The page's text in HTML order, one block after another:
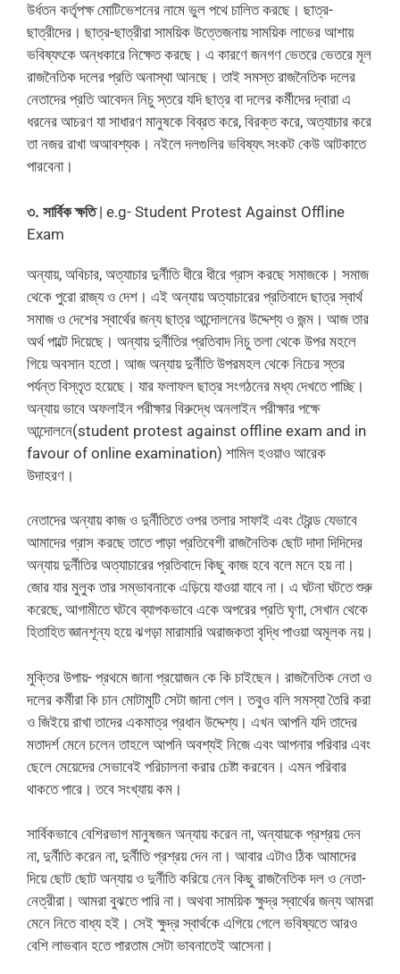
উর্ধতন কর্তৃপক্ষ মোটিভেশনের নামে ভুল পথে চালিত করছে। ছাত্র-
ছাত্রীদের। ছাত্র-ছাত্রীরা সাময়িক উত্তেজনায় সাময়িক লাভের আশায়
ভবিষ্যৎকে অন্ধকারে নিক্ষেত করছে। এ কারণে জনগণ ভেতরে ভেতরে মূল
রাজনৈতিক দলের প্রতি অনাস্থা আনছে। তাই সমস্ত রাজনৈতিক দলের
নেতাদের প্রতি আবেদন নিচু স্তরে যদি ছাত্র বা দলের কর্মীদের দ্বারা এ
ধরনের আচরণ যা সাধারণ মানুষকে বিব্রত করে, বিরক্ত করে, অত্যাচার করে
তা নজর রাখা অআবশ্যক। নইলে দলগুলির ভবিষ্যৎ সংকট কেউ আটকাতে
পারবেনা।
৩. সার্বিক ক্ষতি| e.g- Student Protest Against Offline
Exam
অন্যায়, অবিচার, অত্যাচার দুর্নীতি ধীরে ধীরে গ্রাস করছে সমাজকে। সমাজ
থেকে পুরো রাজ্য ও দেশ। এই অন্যায় অত্যাচারের প্রতিবাদে ছাত্র স্বার্থ
সমাজ ও দেশের স্বার্থের জন্য ছাত্র আন্দোলনের উদ্দেশ্য ও জন্ম। আজ তার
অর্থ পাল্টে দিয়েছে। অন্যায় দুর্নীতির প্রতিবাদ নিচু তলা থেকে উপর মহলে
গিয়ে অবসান হতো। আজ অন্যায় দুর্নীতি উপরমহল থেকে নিচের স্তর
পর্যন্ত বিস্তৃত হয়েছে। যার ফলাফল ছাত্র সংগঠনের মধ্য দেখতে পাচ্ছি।
অন্যায় ভাবে অফলাইন পরীক্ষার বিরুদ্ধে অনলাইন পরীক্ষার পক্ষে
আন্দোলনে(student protest against offline exam and in
favour of online examination) শামিল হওয়াও আরেক
উদাহরণ।
নেতাদের অন্যায় কাজ ও দুর্নীতিতে ওপর তলার সাফাই এবং ট্রেন্ড যেভাবে
আমাদের গ্রাস করছে তাতে পাড়া প্রতিবেশী রাজনৈতিক ছোট দাদা দিদিদের
অন্যায় দুর্নীতির অত্যাচারের প্রতিবাদে কিছু কাজ হবে বলে মনে হয় না।
জোর যার মুলুক তার সম্ভাবনাকে এড়িয়ে যাওয়া যাবে না। এ ঘটনা ঘটতে শুরু
করেছে, আগামীতে ঘটবে ব্যাপকভাবে‌ একে অপরের প্রতি ঘৃণা, সেখান থেকে
হিতাহিত জ্ঞানশূন্য হয়ে ঝগড়া মারামারি অরাজকতা বৃদ্ধি পাওয়া অমূলক নয়।
মুক্তির উপায়- প্রথমে জানা প্রয়োজন কে কি চাইছেন। রাজনৈতিক নেতা ও
দলের কর্মীরা কি চান মোটামুটি সেটা জানা গেল। তবুও বলি সমস্যা তৈরি করা
ও জিইয়ে রাখা তাদের একমাত্র প্রধান উদ্দেশ্য। এখন আপনি যদি তাদের
মতাদর্শ মেনে চলেন তাহলে আপনি অবশ্যই নিজে এবং আপনার পরিবার এবং
ছেলে মেয়েদের সেভাবেই পরিচালনা করার চেষ্টা করবেন। এমন পরিবার
থাকতে পারে। তবে সংখ্যায় কম।
সার্বিকভাবে বেশিরভাগ মানুষজন অন্যায় করেন না, অন্যায়কে প্রশ্রয় দেন
না, দুর্নীতি করেন না, দুর্নীতি প্রশ্রয় দেন না। আবার এটাও ঠিক আমাদের
দিয়ে ছোট ছোট অন্যায় ও দুর্নীতি করিয়ে নেন কিছু রাজনৈতিক দল ও নেতা-
নেত্রীরা। আমরা বুঝতে পারি না। অথবা সাময়িক ক্ষুদ্র স্বার্থের জন্য আমরা
মেনে নিতে বাধ্য হই। সেই ক্ষুদ্র স্বার্থকে এগিয়ে গেলে ভবিষ্যতে আরও
বেশি লাভবান হতে পারতাম সেটা ভাবনাতেই আসেনা।